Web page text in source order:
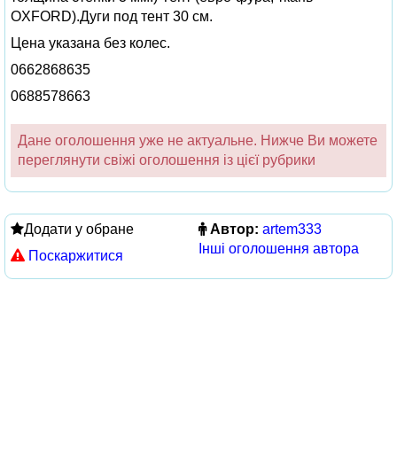
OXFORD).Дуги под тент 30 см.
Цена указана без колес.
0662868635
0688578663
Дане оголошення уже не актуальне. Нижче Ви можете
переглянути свіжі оголошення із цієї рубрики
Додати у обране
Поскаржитися
Автор: artem333
Інші оголошення автора